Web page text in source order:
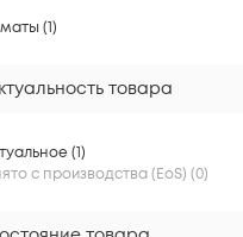
(1)
товара
(1)
с производства (EoS) (0)